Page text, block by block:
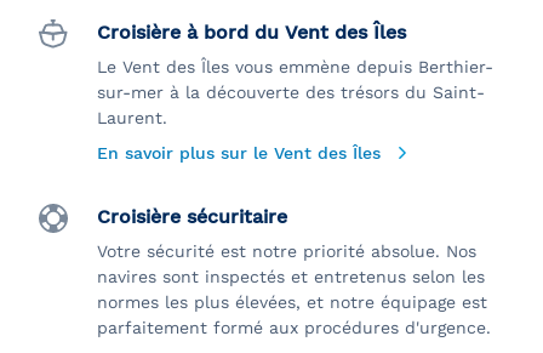
Croisière à bord du Vent des Îles
Le Vent des Îles vous emmène depuis Berthier-
sur-mer à la découverte des trésors du Saint-
Laurent.
En savoir plus sur le Vent des Îles
Croisière sécuritaire
Votre sécurité est notre priorité absolue. Nos
navires sont inspectés et entretenus selon les
normes les plus élevées, et notre équipage est
parfaitement formé aux procédures d'urgence.